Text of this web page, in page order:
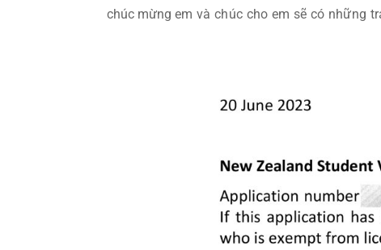
chúc mừng em và chúc cho em sẽ có những